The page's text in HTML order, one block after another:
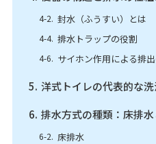
封水（ふうすい）とは
排水トラップの役割
サイホン作用による排
洋式トイレの代表的な
排水方式の種類：床排
床排水